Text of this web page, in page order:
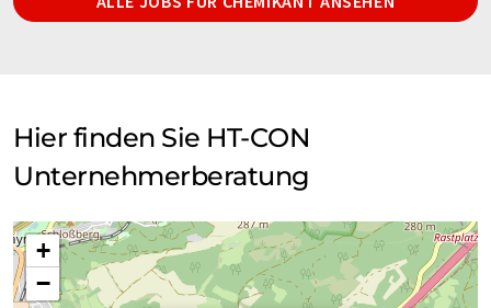
Hier finden Sie HT-CON
Unternehmerberatung
+
−